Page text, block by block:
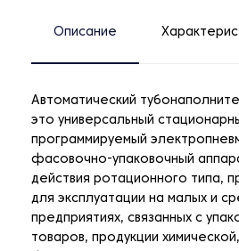
Описание
Автоматический
это универсальный
программируемый
фасовочно-упаковочный
действия ротационного типа,
для эксплуатации на малых и
предприятиях, связанных с
товаров, продукции химической,